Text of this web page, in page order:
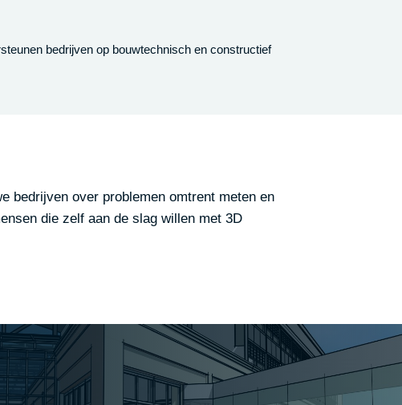
bedrijven op bouwtechnisch en constructief
bedrijven over problemen omtrent meten en
die zelf aan de slag willen met 3D